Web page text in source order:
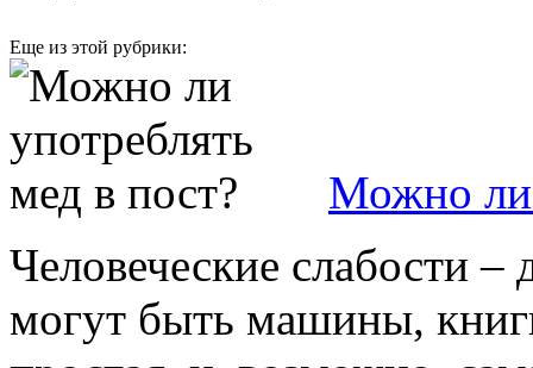
Еще из этой рубрики:
Можно ли
Человеческие слабости
могут быть машины,